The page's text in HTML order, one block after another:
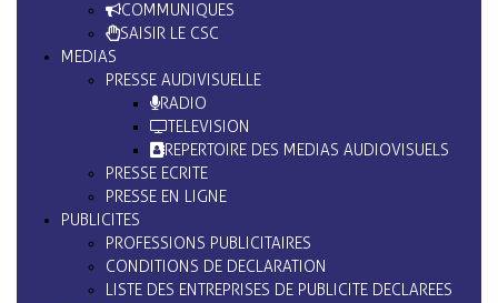
COMMUNIQUES
SAISIR LE CSC
MEDIAS
PRESSE AUDIVISUELLE
RADIO
TELEVISION
REPERTOIRE DES MEDIAS AUDIOVISUELS
PRESSE ECRITE
PRESSE EN LIGNE
PUBLICITES
PROFESSIONS PUBLICITAIRES
CONDITIONS DE DECLARATION
LISTE DES ENTREPRISES DE PUBLICITE DECLAREES